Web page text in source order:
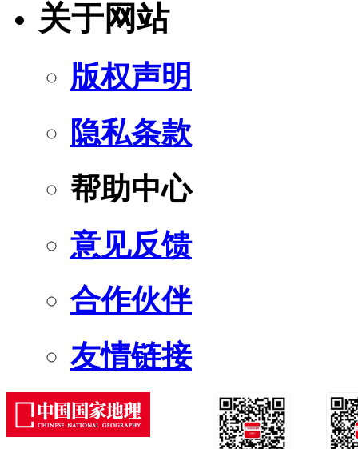
关于网站
版权声明
隐私条款
帮助中心
意见反馈
合作伙伴
友情链接